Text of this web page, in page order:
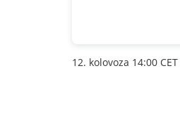
12. kolovoza 14:00 CET